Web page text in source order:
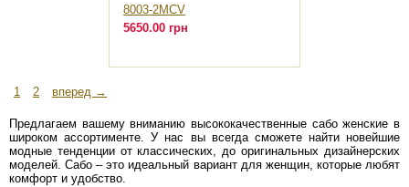
8003-2MCV
5650.00 грн
1 2 вперед →
Предлагаем вашему вниманию высококачественные сабо женские в
широком ассортименте. У нас вы всегда сможете найти новейшие
модные тенденции от классических, до оригинальных дизайнерских
моделей. Сабо – это идеальный вариант для женщин, которые любят
комфорт и удобство.